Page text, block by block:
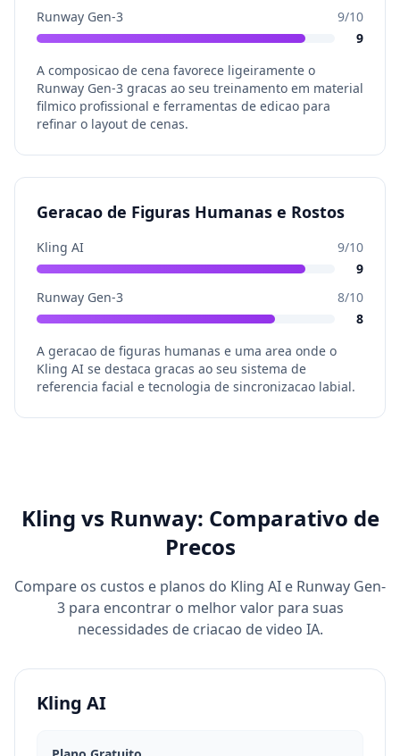
Runway Gen-3
9/10
9
A composicao de cena favorece ligeiramente o
Runway Gen-3 gracas ao seu treinamento em material
filmico profissional e ferramentas de edicao para
refinar o layout de cenas.
Geracao de Figuras Humanas e Rostos
Kling AI 9/10
9
Runway Gen-3
8/10
8
A geracao de figuras humanas e uma area onde o
Kling AI se destaca gracas ao seu sistema de
referencia facial e tecnologia de sincronizacao labial.
Kling vs Runway: Comparativo de
Precos
Compare os custos e planos do Kling AI e Runway Gen-
3 para encontrar o melhor valor para suas
necessidades de criacao de video IA.
Kling AI